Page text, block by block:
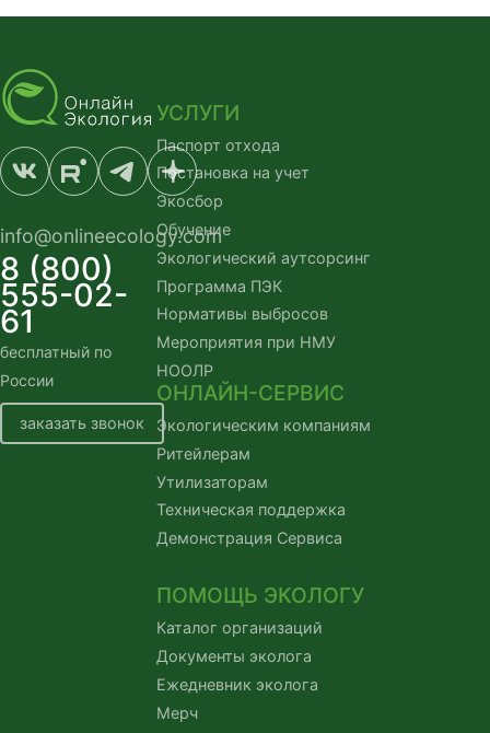
info@onlineecology.com
8 (800)
555-02-
61
бесплатный по
России
заказать звонок
УСЛУГИ
Паспорт отхода
Постановка на учет
Экосбор
Обучение
Экологический аутсорсинг
Программа ПЭК
Нормативы выбросов
Мероприятия при НМУ
НООЛР
ОНЛАЙН-СЕРВИС
Экологическим компаниям
Ритейлерам
Утилизаторам
Техническая поддержка
Демонстрация Сервиса
ПОМОЩЬ ЭКОЛОГУ
Каталог организаций
Документы эколога
Ежедневник эколога
Мерч